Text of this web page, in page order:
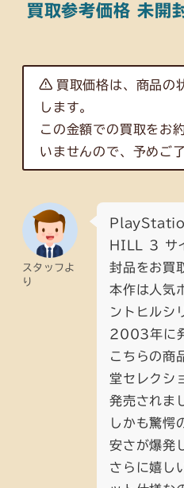
買取参考価格 未開
買取価格は、商品の
します。
この金額での買取をお
いませんので、予めご
スタッフよ
り
HILL 3 サ
封品をお買
本作は人気
ントヒルシ
2003年に
こちらの商
堂セレクシ
発売されま
しかも驚
安さが爆発
さらに嬉し